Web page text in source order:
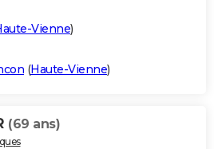
Vienne)
(Haute-Vienne)
(69 ans)